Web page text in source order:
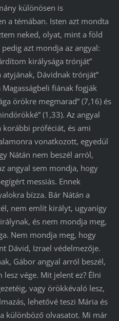
különösen is
a témában. Isten azt mondta
neked, olyat, mint a föld
pedig azt mondja az angyal:
királysága trónját”
atyjának, Dávidnak trónját”
Magasságbeli fiának fogják
örökre megmarad” (7,16) és
(1,33). Az angyal
korábbi próféciát, és ami
vonatkozott, egyedül
Nátán nem beszél arról,
angyal sem mondja, hogy
messiás. Ennek
bízza. Bár Nátán a
nem említ királyt, ugyanígy
és nem mondja meg,
Nem mondja meg, hogy
Dávid, Izrael védelmezője.
Gábor angyal arról beszél,
lesz vége. Mit jelent ez? Élni
vagy örökkévaló lesz,
lehetővé teszi Mária és
különböző olvasatot. Mi már